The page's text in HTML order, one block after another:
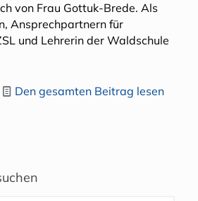
von Frau Gottuk-Brede. Als
Ansprechpartnern für
und Lehrerin der Waldschule
Den gesamten Beitrag lesen